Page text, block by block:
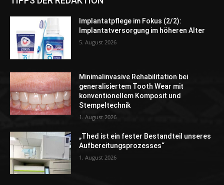
Implantatpflege im Fokus (2/2):
Implantatversorgung im höheren Alter
5. August 2026
Minimalinvasive Rehabilitation bei
generalisiertem Tooth Wear mit
konventionellem Komposit und
Stempeltechnik
1. August 2026
„Thed ist ein fester Bestandteil unseres
Aufbereitungsprozesses“
1. August 2026